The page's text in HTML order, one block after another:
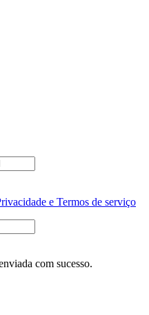
e Termos de serviço
com sucesso.